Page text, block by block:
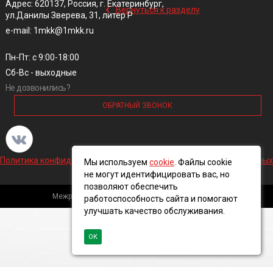
‹ Вернуться к разделу
Адрес: 620137, Россия, г. Екатеринбург,
ул.Данилы Зверева, 31, литер Р
e-mail: 1mkk@1mkk.ru
Пн-Пт: с 9:00-18:00
Сб-Вс - выходные
Не дозвонились?
ОБРАТНЫЙ ЗВОНОК
Политика конфиденциальности и обработки персональных данных
Межрегиональная кабельная компания, 2016 ©
Мы используем cookie . Файлы cookie
не могут идентифицировать вас, но
позволяют обеспечить
работоспособность сайта и помогают
улучшать качество обслуживания.
ОК